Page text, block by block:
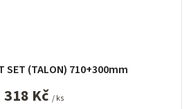
SET (TALON) 710+300mm
318 Kč / ks